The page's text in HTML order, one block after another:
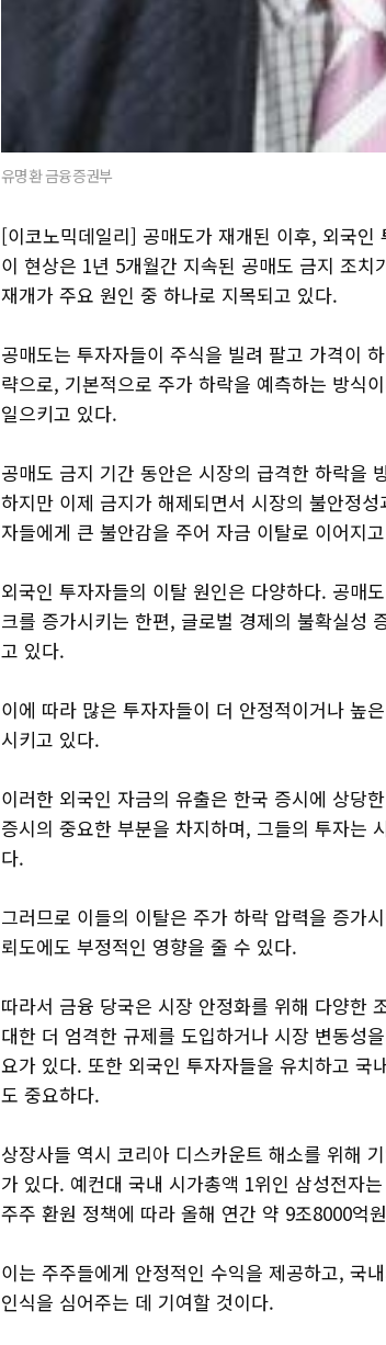
유명환 금융증권부
[이코노믹데일리] 공매도가 재개된 이후, 외국
이 현상은 1년 5개월간 지속된 공매도 금지 조
재개가 주요 원인 중 하나로 지목되고 있다.
공매도는 투자자들이 주식을 빌려 팔고 가격이
략으로, 기본적으로 주가 하락을 예측하는 방식
일으키고 있다.
공매도 금지 기간 동안은 시장의 급격한 하락을
하지만 이제 금지가 해제되면서 시장의 불안정
자들에게 큰 불안감을 주어 자금 이탈로 이어지
외국인 투자자들의 이탈 원인은 다양하다. 공매
크를 증가시키는 한편, 글로벌 경제의 불확실성
고 있다.
이에 따라 많은 투자자들이 더 안정적이거나 높
시키고 있다.
이러한 외국인 자금의 유출은 한국 증시에 상당
증시의 중요한 부분을 차지하며, 그들의 투자는
다.
그러므로 이들의 이탈은 주가 하락 압력을 증가
뢰도에도 부정적인 영향을 줄 수 있다.
따라서 금융 당국은 시장 안정화를 위해 다양한
대한 더 엄격한 규제를 도입하거나 시장 변동성
요가 있다. 또한 외국인 투자자들을 유치하고
도 중요하다.
상장사들 역시 코리아 디스카운트 해소를 위해
가 있다. 예컨대 국내 시가총액 1위인 삼성전자
주주 환원 정책에 따라 올해 연간 약 9조8000억
이는 주주들에게 안정적인 수익을 제공하고, 국
인식을 심어주는 데 기여할 것이다.